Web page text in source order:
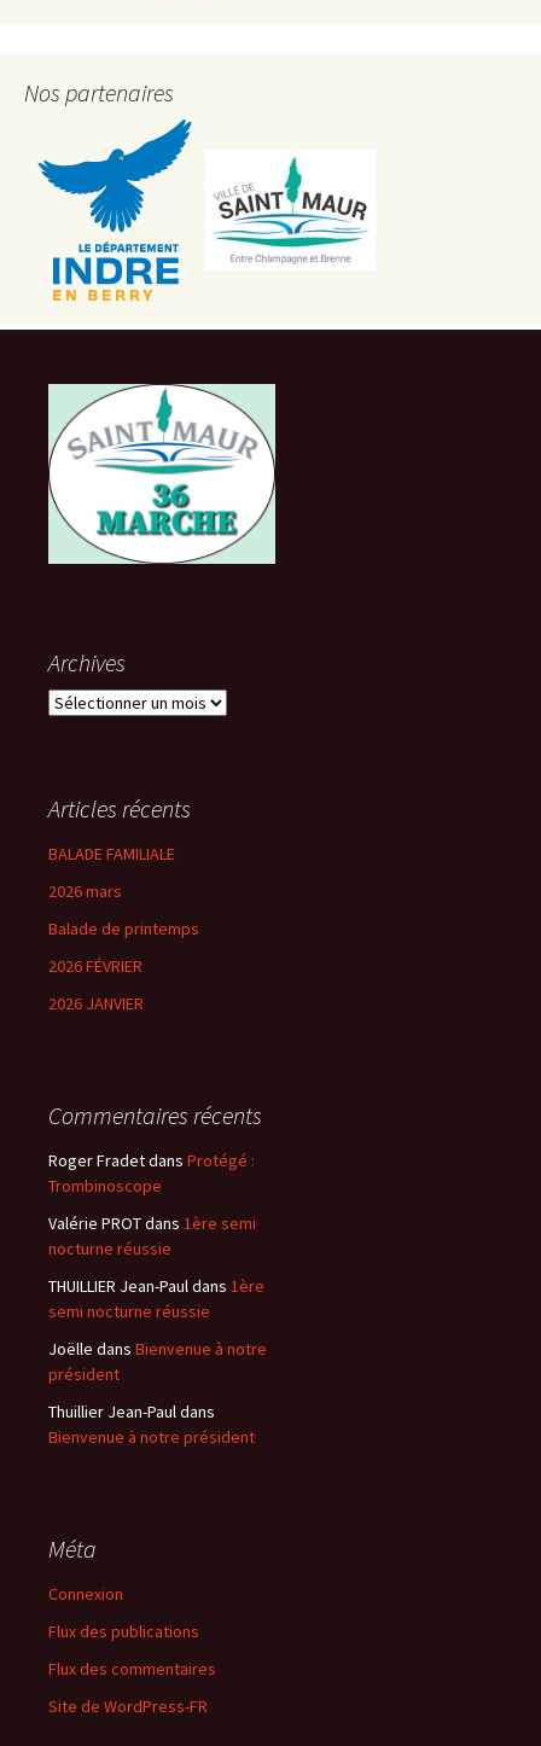
Nos partenaires
Archives
Archives
Articles récents
BALADE FAMILIALE
2026 mars
Balade de printemps
2026 FÉVRIER
2026 JANVIER
Commentaires récents
Roger Fradetdans Protégé :
Trombinoscope
Valérie PROTdans 1ère semi
nocturne réussie
THUILLIER Jean-Pauldans 1ère
semi nocturne réussie
Joëlle dans Bienvenue à notre
président
Thuillier Jean-Pauldans
Bienvenue à notre président
Méta
Connexion
Flux des publications
Flux des commentaires
Site de WordPress-FR